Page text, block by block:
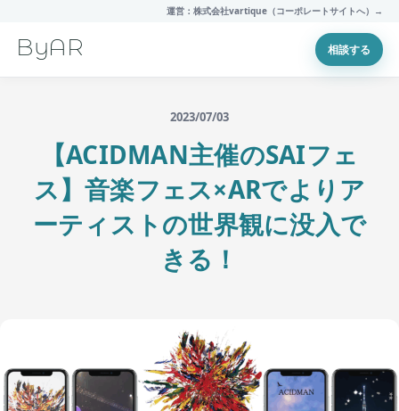
運営：株式会社vartique（コーポレートサイトへ）→
ByAR 相談する
2023/07/03
【ACIDMAN主催のSAIフェ
ス】音楽フェス×ARでよりア
ーティストの世界観に没入で
きる！